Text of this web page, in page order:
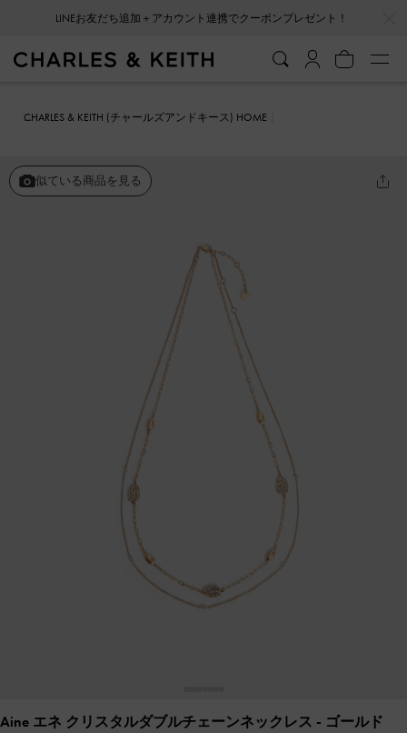
LINEお友だち追加＋アカウント連携でクーポンプレゼント！
CHARLES & KEITH (チャールズアンドキース) HOME
似ている商品を見る
Aine エネ クリスタルダブルチェーンネックレス - ゴールド